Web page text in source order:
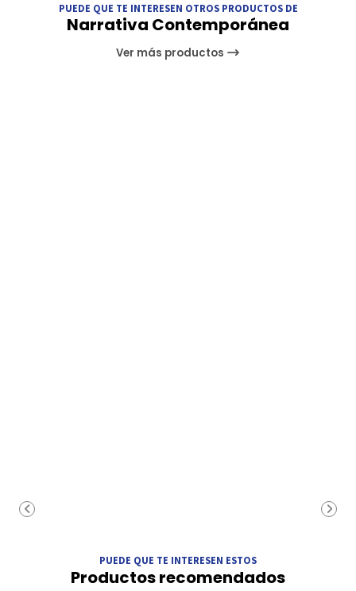
PUEDE QUE TE INTERESEN OTROS PRODUCTOS DE
Narrativa Contemporánea
Ver más productos
PUEDE QUE TE INTERESEN ESTOS
Productos recomendados